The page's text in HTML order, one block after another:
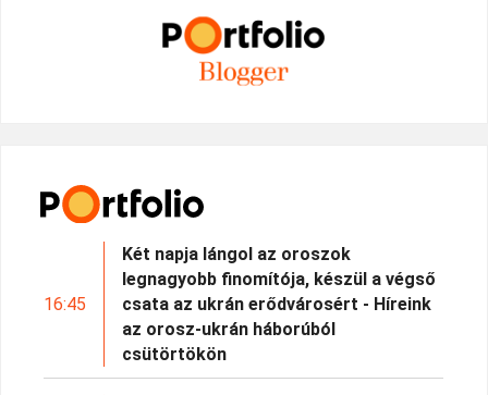
16:45
Két napja lángol az oroszok
legnagyobb finomítója, készül a végső
csata az ukrán erődvárosért - Híreink
az orosz-ukrán háborúból
csütörtökön